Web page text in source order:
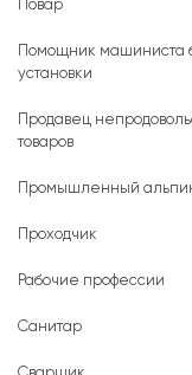
Повар
Помощник машиниста
установки
Продавец
товаров
Промышленный
Проходчик
Рабочие профессии
Санитар